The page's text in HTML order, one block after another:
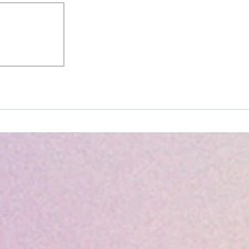
por Fórum